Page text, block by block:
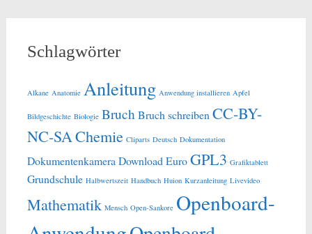
Schlagwörter
Alkane Anatomie Anleitung Anwendung installieren Apfel
Bildgeschichte Biologie BruchBruch schreiben CC-BY-
NC-SAChemie Cliparts Deutsch Dokumentation
Dokumentenkamera Download EuroGPL3 Grafiktablett
Grundschule Halbwertszeit Handbuch Huion Kurzanleitung Livevideo
Mathematik Mensch Open-Sankore Openboard-